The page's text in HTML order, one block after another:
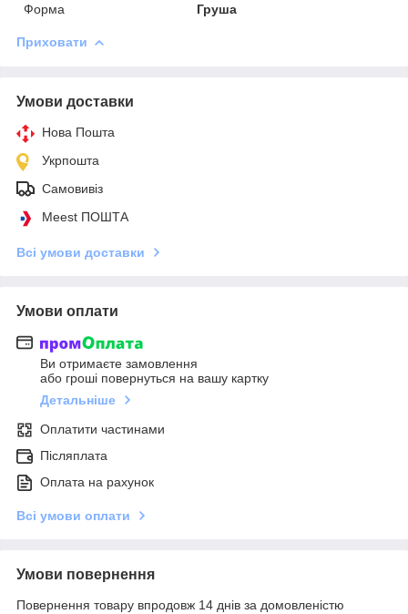
Форма
Груша
Приховати
Умови доставки
Нова Пошта
Укрпошта
Самовивіз
Meest ПОШТА
Всі умови доставки
Умови оплати
Ви отримаєте замовлення
або гроші повернуться на вашу картку
Детальніше
Оплатити частинами
Післяплата
Оплата на рахунок
Всі умови оплати
Умови повернення
Повернення товару впродовж 14 днів за домовленістю